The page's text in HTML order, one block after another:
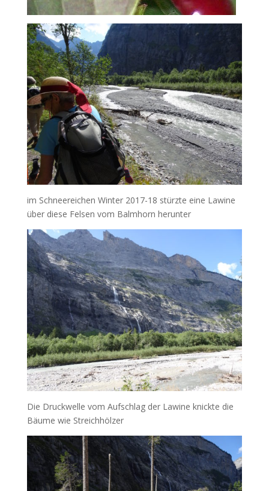
im Schneereichen Winter 2017-18 stürzte eine Lawine
über diese Felsen vom Balmhorn herunter
Die Druckwelle vom Aufschlag der Lawine knickte die
Bäume wie Streichhölzer